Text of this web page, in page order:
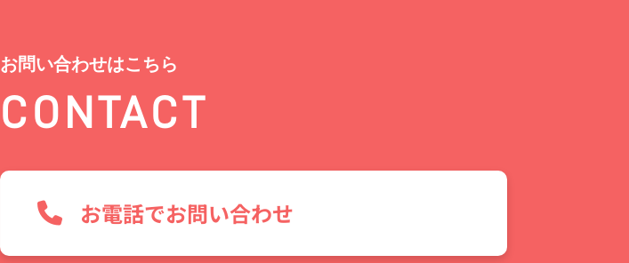
お問い合わせはこちら
CONTACT
お電話でお問い合わせ